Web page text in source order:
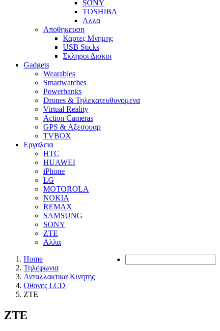
SONY
TOSHIBA
Αλλα
Αποθηκευση
Καρτες Μνημης
USB Sticks
Σκληροι Δισκοι
Gadgets
Wearables
Smartwatches
Powerbanks
Drones & Τηλεκατευθυνομενα
Virtual Reality
Action Cameras
GPS & Αξεσουαρ
TVBOX
Εργαλεια
HTC
HUAWEI
iPhone
LG
MOTOROLA
NOKIA
REMAX
SAMSUNG
SONY
ZTE
Αλλα
Home
Τηλεφωνια
Ανταλλακτικα Κινητης
Οθονες LCD
ZTE
ZTE